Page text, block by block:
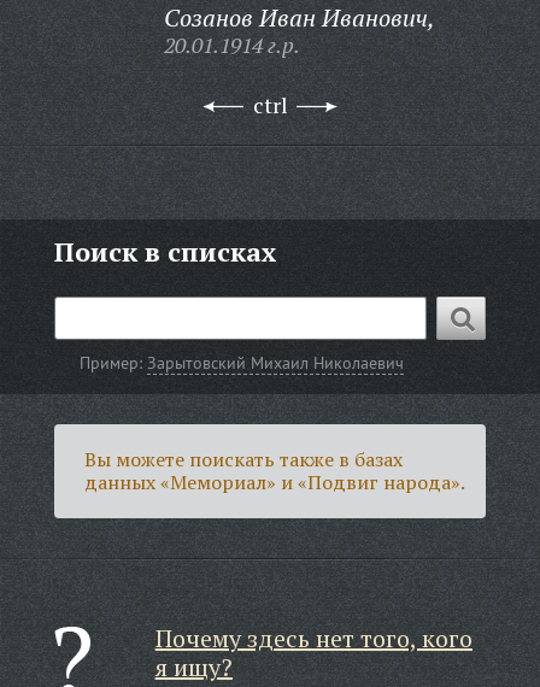
Созанов Иван Иванович,
20.01.1914 г.р.
ctrl
Поиск в списках
Пример:Зарытовский Михаил Николаевич
Вы можете поискать также в базах
данных «Мемориал» и «Подвиг народа».
Почему здесь нет того, кого
я ищу?